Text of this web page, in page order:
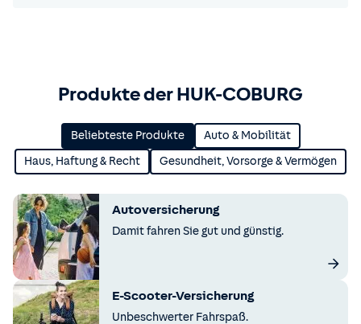
Produkte der HUK-COBURG
Beliebteste Produkte Auto & Mobilität
Haus, Haftung & Recht Gesundheit, Vorsorge & Vermögen
Autoversicherung
Damit fahren Sie gut und günstig.
E-Scooter-Versicherung
Unbeschwerter Fahrspaß.